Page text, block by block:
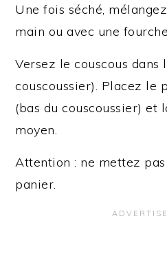
Une fois séché,
main ou avec une
Versez le couscous dans
couscoussier). Placez le
(bas du couscoussier) et
moyen.
Attention : ne mettez
panier.